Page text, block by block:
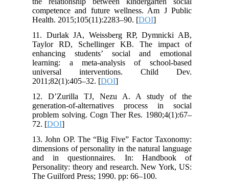
competence and future wellness. Am J Public
Health. 2015;105(11):2283–90. [DOI
11. Durlak JA, Weissberg RP, Dymnicki AB,
Taylor RD, Schellinger KB. The impact of
enhancing students’ social and emotional
learning: a meta-analysis of school-based
universal interventions. Child Dev.
2011;82(1):405–32. [DOI
12. D’Zurilla TJ, Nezu A. A study of the
generation-of-alternatives process in social
problem solving. Cogn Ther Res. 1980;4(1):67–
72. [DOI
13. John OP. The “Big Five” Factor Taxonomy:
dimensions of personality in the natural language
and in questionnaires. In: Handbook of
Personality: theory and research. New York, US:
The Guilford Press; 1990. pp: 66–100.